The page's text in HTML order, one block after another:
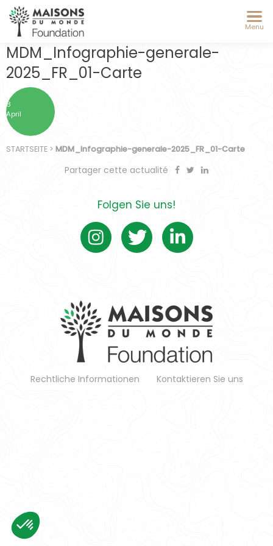
Menu
MDM_Infographie-generale-
2025_FR_01-Carte
8
April
STARTSEITE > MDM_Infographie-generale-2025_FR_01-Carte
Partager cette actualité
Folgen Sie uns!
Kontaktieren Sie uns
Rechtliche Informationen